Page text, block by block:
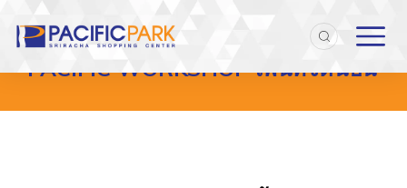
You are here:
Home Entries tagged with "Pacific Workshop เพ้นท์จี้ดินปั้น"
PACIFIC WORKSHOP เพ้นท์จี้ดินปั้น